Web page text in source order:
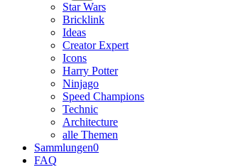
Star Wars
Bricklink
Ideas
Creator Expert
Icons
Harry Potter
Ninjago
Speed Champions
Technic
Architecture
alle Themen
Sammlungen0
FAQ